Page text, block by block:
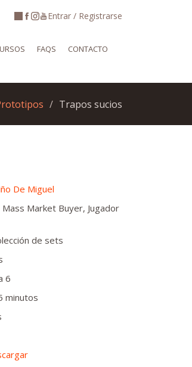
Entrar / Registrarse
FAQS CONTACTO
Trapos sucios
De Miguel
Mass Market Buyer, Jugador
de sets
6
minutos